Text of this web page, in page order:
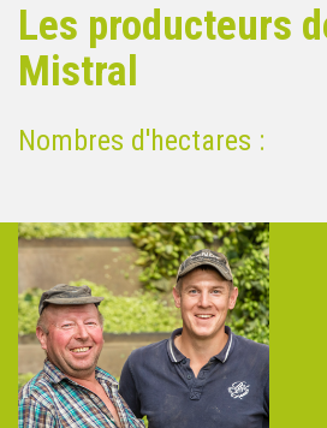
Les producteurs
Mistral
Nombres d'hectares :